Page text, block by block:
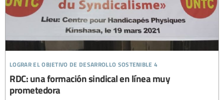
lograr el objetivo de desarrollo sostenible 4
RDC: una formación sindical en línea muy
prometedora